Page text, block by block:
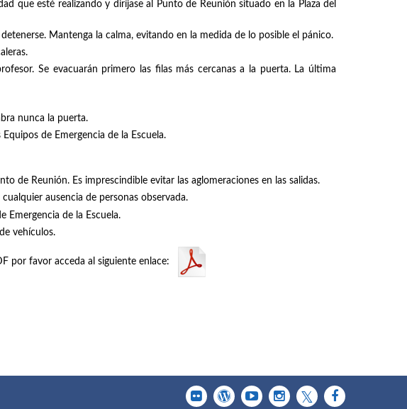
que esté realizando y diríjase al Punto de Reunión situado en la Plaza del
Mantenga la calma, evitando en la medida de lo posible el pánico.
Se evacuarán primero las filas más cercanas a la puerta. La última
nunca la puerta.
de Emergencia de la Escuela.
de Reunión. Es imprescindible evitar las aglomeraciones en las salidas.
ausencia de personas observada.
Emergencia de la Escuela.
vehículos.
por favor acceda al siguiente enlace: